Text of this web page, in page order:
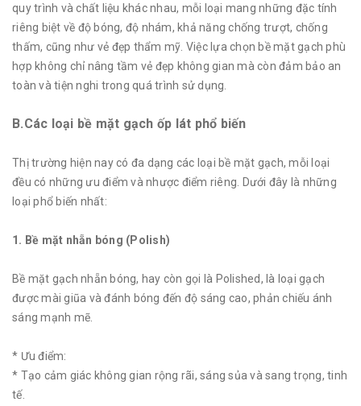
quy trình và chất liệu khác nhau, mỗi loại mang những đặc tính
riêng biệt về độ bóng, độ nhám, khả năng chống trượt, chống
thấm, cũng như vẻ đẹp thẩm mỹ. Việc lựa chọn bề mặt gạch phù
hợp không chỉ nâng tầm vẻ đẹp không gian mà còn đảm bảo an
toàn và tiện nghi trong quá trình sử dụng.
B.Các loại bề mặt gạch ốp lát phổ biến
Thị trường hiện nay có đa dạng các loại bề mặt gạch, mỗi loại
đều có những ưu điểm và nhược điểm riêng. Dưới đây là những
loại phổ biến nhất:
1. Bề mặt nhẵn bóng (Polish)
Bề mặt gạch nhẵn bóng, hay còn gọi là Polished, là loại gạch
được mài giũa và đánh bóng đến độ sáng cao, phản chiếu ánh
sáng mạnh mẽ.
* Ưu điểm:
* Tạo cảm giác không gian rộng rãi, sáng sủa và sang trọng, tinh
tế.